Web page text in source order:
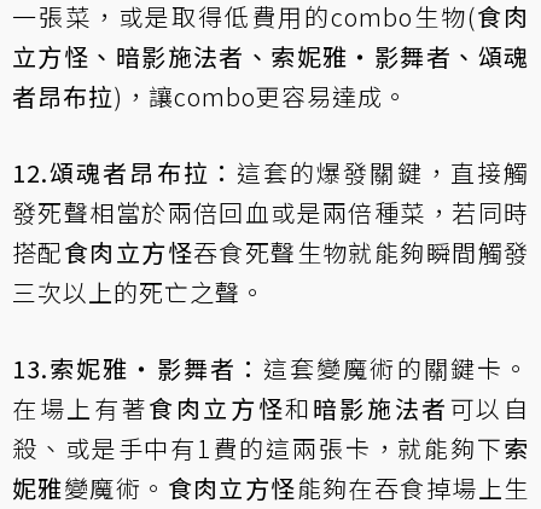
一張菜，或是取得低費用的combo生物(食肉
立方怪、暗影施法者、索妮雅‧影舞者、頌魂
者昂布拉)，讓combo更容易達成。
12.頌魂者昂布拉： 這套的爆發關鍵，直接觸
發死聲相當於兩倍回血或是兩倍種菜，若同時
搭配食肉立方怪吞食死聲生物就能夠瞬間觸發
三次以上的死亡之聲。
13.索妮雅‧影舞者： 這套變魔術的關鍵卡。
在場上有著食肉立方怪和暗影施法者可以自
殺、或是手中有1費的這兩張卡，就能夠下索
妮雅變魔術。 食肉立方怪能夠在吞食掉場上生